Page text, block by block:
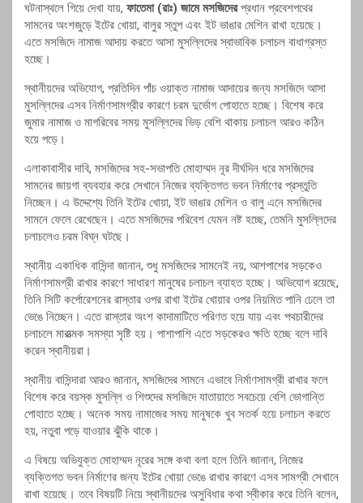
ঘটনাস্থলে গিয়ে দেখা যায়, ফাতেমা (রাঃ) জামে মসজিদেরপ্রধান প্রবেশপথের
সামনের অংশজুড়ে ইটের খোয়া, বালুর স্তুপ এবং ইট ভাঙার মেশিন রাখা হয়েছে।
এতে মসজিদে নামাজ আদায় করতে আসা মুসল্লিদের স্বাভাবিক চলাচল বাধাগ্রস্ত
হচ্ছে।
স্থানীয়দের অভিযোগ, প্রতিদিন পাঁচ ওয়াক্ত নামাজ আদায়ের জন্য মসজিদে আসা
মুসল্লিদের এসব নির্মাণসামগ্রীর কারণে চরম দুর্ভোগ পোহাতে হচ্ছে। বিশেষ করে
জুমার নামাজ ও মাগরিবের সময় মুসল্লিদের ভিড় বেশি থাকায় চলাচল আরও কঠিন
হয়ে পড়ে।
এলাকাবাসীর দাবি, মসজিদের সহ-সভাপতি মোহাম্মদ নূর দীর্ঘদিন ধরে মসজিদের
সামনের জায়গা ব্যবহার করে সেখানে নিজের ব্যক্তিগত ভবন নির্মাণের প্রস্তুতি
নিচ্ছেন। এ উদ্দেশ্যে তিনি ইটের খোয়া, ইট ভাঙার মেশিন ও বালু এনে মসজিদের
সামনে ফেলে রেখেছেন। এতে মসজিদের পরিবেশ যেমন নষ্ট হচ্ছে, তেমনি মুসল্লিদের
চলাচলেও চরম বিঘ্ন ঘটছে।
স্থানীয় একাধিক বাসিন্দা জানান, শুধু মসজিদের সামনেই নয়, আশপাশের সড়কেও
নির্মাণসামগ্রী রাখার কারণে সাধারণ মানুষের চলাচল ব্যাহত হচ্ছে। অভিযোগ রয়েছে,
তিনি সিটি কর্পোরেশনের রাস্তার ওপর রাখা ইটের খোয়ার ওপর নিয়মিত পানি ঢেলে তা
ভেঙে নিচ্ছেন। এতে রাস্তার অংশ কাদামাটিতে পরিণত হয়ে যায় এবং পথচারীদের
চলাচলে মারাত্মক সমস্যা সৃষ্টি হয়। পাশাপাশি এতে সড়কেরও ক্ষতি হচ্ছে বলে দাবি
করেন স্থানীয়রা।
স্থানীয় বাসিন্দারা আরও জানান, মসজিদের সামনে এভাবে নির্মাণসামগ্রী রাখার ফলে
বিশেষ করে বয়স্ক মুসল্লি ও শিশুদের মসজিদে যাতায়াতে সবচেয়ে বেশি ভোগান্তি
পোহাতে হচ্ছে। অনেক সময় নামাজের সময় মানুষকে খুব সতর্ক হয়ে চলাচল করতে
হয়, নতুবা পড়ে যাওয়ার ঝুঁকি থাকে।
এ বিষয়ে অভিযুক্ত মোহাম্মদ নূরের সঙ্গে কথা বলা হলে তিনি জানান, নিজের
ব্যক্তিগত ভবন নির্মাণের জন্য ইটের খোয়া ভেঙে রাখার কারণে এসব সামগ্রী সেখানে
রাখা হয়েছে। তবে বিষয়টি নিয়ে স্থানীয়দের অসুবিধার কথা স্বীকার করে তিনি বলেন,